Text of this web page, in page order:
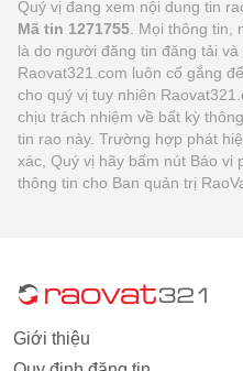
Quý vị đang xem nội dung tin
Mã tin 1271755 . Mọi thông
là do người đăng tin đăng tải và
Raovat321.com luôn cố gắng
cho quý vị tuy nhiên
chịu trách nhiệm về bất kỳ
tin rao này. Trường hợp phát
xác, Quý vị hãy bấm nút Báo vi
thông tin cho Ban quản trị
Giới thiệu